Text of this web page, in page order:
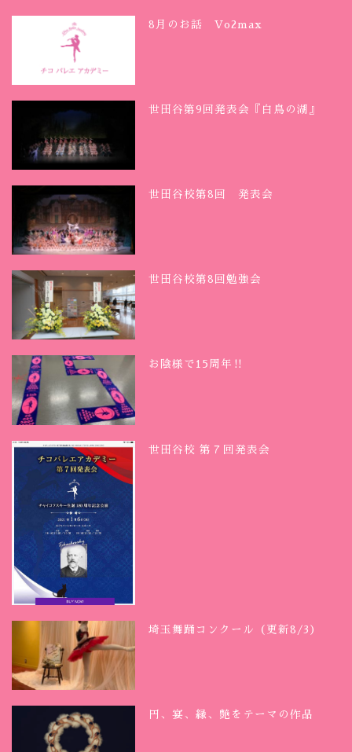
8月のお話 Vo2max
世田谷第9回発表会『白鳥の湖』
世田谷校第8回 発表会
世田谷校第8回勉強会
お陰様で15周年‼︎
世田谷校 第７回発表会
埼玉舞踊コンクール（更新8/3）
円、宴、縁、艶をテーマの作品